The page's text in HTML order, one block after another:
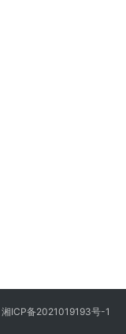
湘ICP备2021019193号-1